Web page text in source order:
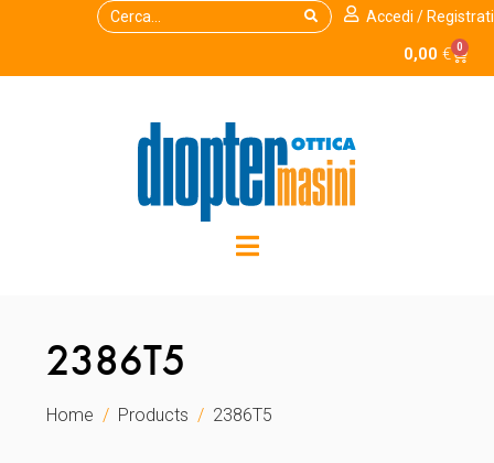
Accedi / Registrati
0,00 € 0
2386T5
Home Products 2386T5